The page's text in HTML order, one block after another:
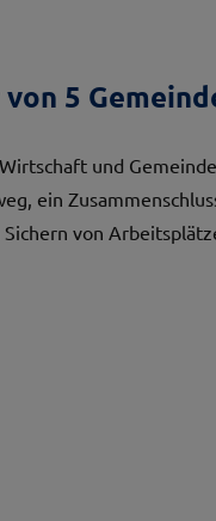
5
und
ein
von